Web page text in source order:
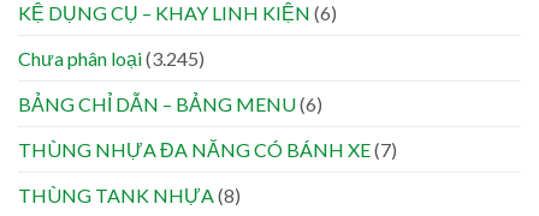
KỆ DỤNG CỤ – KHAY LINH KIỆN (6)
Chưa phân loại(3.245)
BẢNG CHỈ DẪN – BẢNG MENU(6)
THÙNG NHỰA ĐA NĂNG CÓ BÁNH XE(7)
THÙNG TANK NHỰA(8)